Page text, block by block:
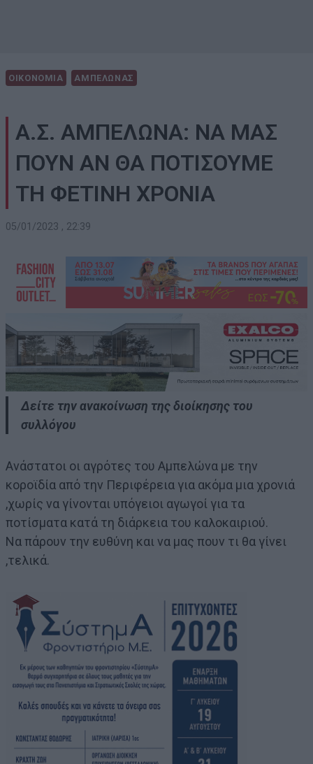
ΟΙΚΟΝΟΜΙΑ ΑΜΠΕΛΩΝΑΣ
Α.Σ. ΑΜΠΕΛΩΝΑ: ΝΑ ΜΑΣ
ΠΟΥΝ ΑΝ ΘΑ ΠΟΤΙΣΟΥΜΕ
ΤΗ ΦΕΤΙΝΗ ΧΡΟΝΙΑ
05/01/2023 , 22:39
Δείτε την ανακοίνωση της διοίκησης του
συλλόγου
Ανάστατοι οι αγρότες του Αμπελώνα με την
κοροϊδία από την Περιφέρεια για ακόμα μια χρονιά
,χωρίς να γίνονται υπόγειοι αγωγοί για τα
ποτίσματα κατά τη διάρκεια του καλοκαιριού.
Να πάρουν την ευθύνη και να μας πουν τι θα γίνει
,τελικά.